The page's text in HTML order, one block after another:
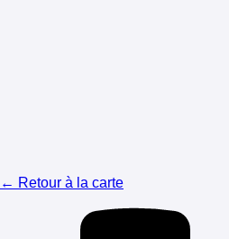
← Retour à la carte